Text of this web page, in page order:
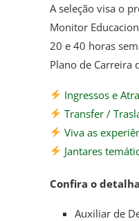
A seleção visa o
Monitor
20 e 40 horas
Plano de Carreira
Ingressos e
Transfer /
Viva as
Jantares
Confira o
Auxiliar de